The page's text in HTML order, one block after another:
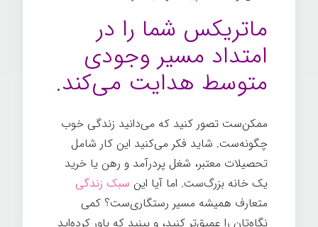
ماتریکس شما را در
امتداد مسیر وجودی
متوسط ​​هدایت می‌کند.
ممکن‌ست تصور کنید که می‌دانید زندگی خوب
چگونه‌ست. شاید فکر می‌کنید این کار شامل
تحصیلات معتبر، شغل پردرآمد و رهن یا خرید
یک خانه بزرگ‌ست. اما آیا این سبک زندگی
متعارف همیشه مسیر رستگاری‌ست؟ کمی
نگاه‌تان را عمیق‌تر کنید، و ‌بینید که باور کرده‌اید